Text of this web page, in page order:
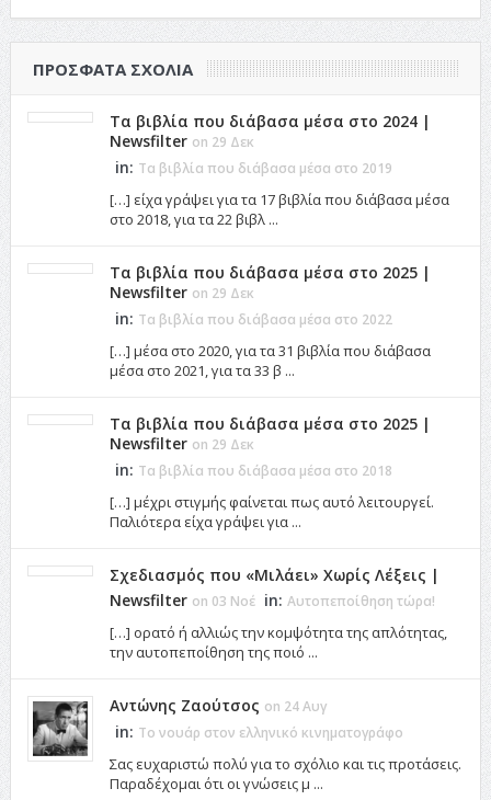
ΠΡΌΣΦΑΤΑ ΣΧΌΛΙΑ
Τα βιβλία που διάβασα μέσα στο 2024 |
Newsfilter on 29 Δεκ
in: Τα βιβλία που διάβασα μέσα στο 2019
[…] είχα γράψει για τα 17 βιβλία που διάβασα μέσα
στο 2018, για τα 22 βιβλ ...
Τα βιβλία που διάβασα μέσα στο 2025 |
Newsfilter on 29 Δεκ
in: Τα βιβλία που διάβασα μέσα στο 2022
[…] μέσα στο 2020, για τα 31 βιβλία που διάβασα
μέσα στο 2021, για τα 33 β ...
Τα βιβλία που διάβασα μέσα στο 2025 |
Newsfilter on 29 Δεκ
in: Τα βιβλία που διάβασα μέσα στο 2018
[…] μέχρι στιγμής φαίνεται πως αυτό λειτουργεί.
Παλιότερα είχα γράψει για ...
Σχεδιασμός που «Μιλάει» Χωρίς Λέξεις |
Newsfilter on 03 Νοέ in: Αυτοπεποίθηση τώρα!
[…] ορατό ή αλλιώς την κομψότητα της απλότητας,
την αυτοπεποίθηση της ποιό ...
Αντώνης Ζαούτσος on 24 Αυγ
in: Το νουάρ στον ελληνικό κινηματογράφο
Σας ευχαριστώ πολύ για το σχόλιο και τις προτάσεις.
Παραδέχομαι ότι οι γνώσεις μ ...